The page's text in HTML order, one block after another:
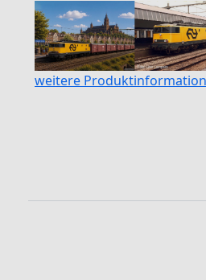
weitere